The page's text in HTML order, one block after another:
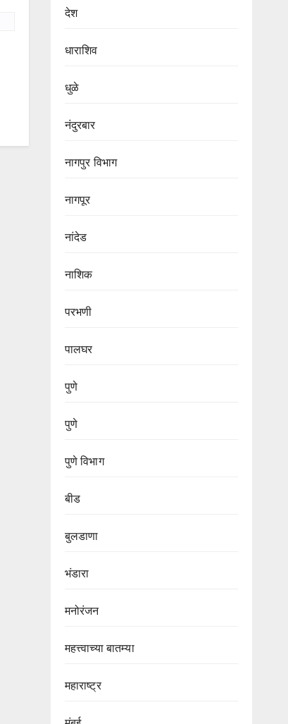
देश
धाराशिव
धुळे
नंदुरबार
नागपुर‌ विभाग‌
नागपूर
नांदेड
नाशिक
परभणी
पालघर
पुणे
पुणे
पुणे विभाग‌
बीड
बुलडाणा
भंडारा
मनोरंजन
महत्त्वाच्या बातम्या
महाराष्ट्र